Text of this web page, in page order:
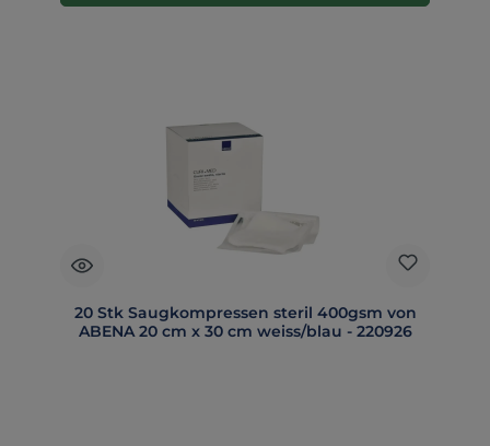
20 Stk Saugkompressen steril 400gsm von
ABENA 20 cm x 30 cm weiss/blau - 220926